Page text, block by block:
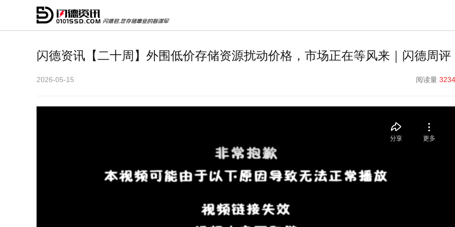
闪德资讯【二十周】外围低价存储资源扰动价格，市场正在等风来｜闪德周评
2026-05-15 阅读量 3234